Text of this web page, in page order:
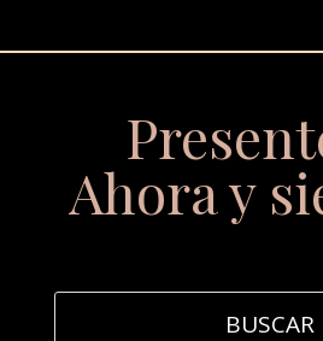
Ahora y